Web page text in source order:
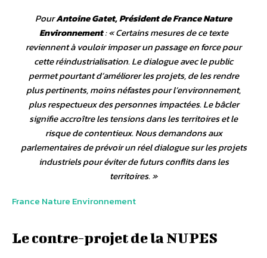
PourAntoine Gatet, Président de France Nature
Environnement: «Certains mesures de ce texte
reviennent à vouloir imposer un passage en force pour
cette réindustrialisation. Le dialogue avec le public
permet pourtant d’améliorer les projets, de les rendre
plus pertinents, moins néfastes pour l’environnement,
plus respectueux des personnes impactées. Le bâcler
signifie accroître les tensions dans les territoires et le
risque de contentieux. Nous demandons aux
parlementaires de prévoir un réel dialogue sur les projets
industriels pour éviter de futurs conflits dans les
territoires. »
France Nature Environnement
Le contre-projet de la NUPES